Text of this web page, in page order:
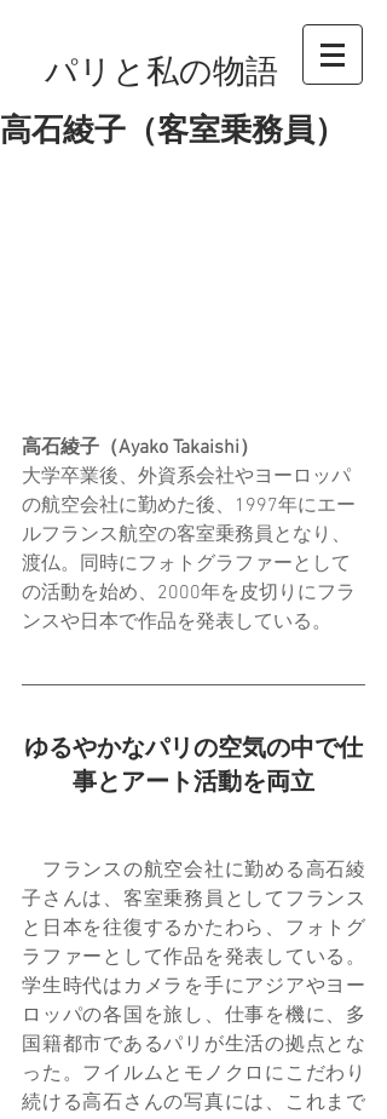
パリと私の物語
高石綾子（客室乗務員）
高石綾子（Ayako Takaishi）
大学卒業後、外資系会社やヨーロッパ
の航空会社に勤めた後、1997年にエー
ルフランス航空の客室乗務員となり、
渡仏。同時にフォトグラファーとして
の活動を始め、2000年を皮切りにフラ
ンスや日本で作品を発表している。
ゆるやかなパリの空気の中で仕
事とアート活動を両立
フランスの航空会社に勤める高石綾
子さんは、客室乗務員としてフランス
と日本を往復するかたわら、フォトグ
ラファーとして作品を発表している。
学生時代はカメラを手にアジアやヨー
ロッパの各国を旅し、仕事を機に、多
国籍都市であるパリが生活の拠点とな
った。フイルムとモノクロにこだわり
続ける高石さんの写真には、これまで